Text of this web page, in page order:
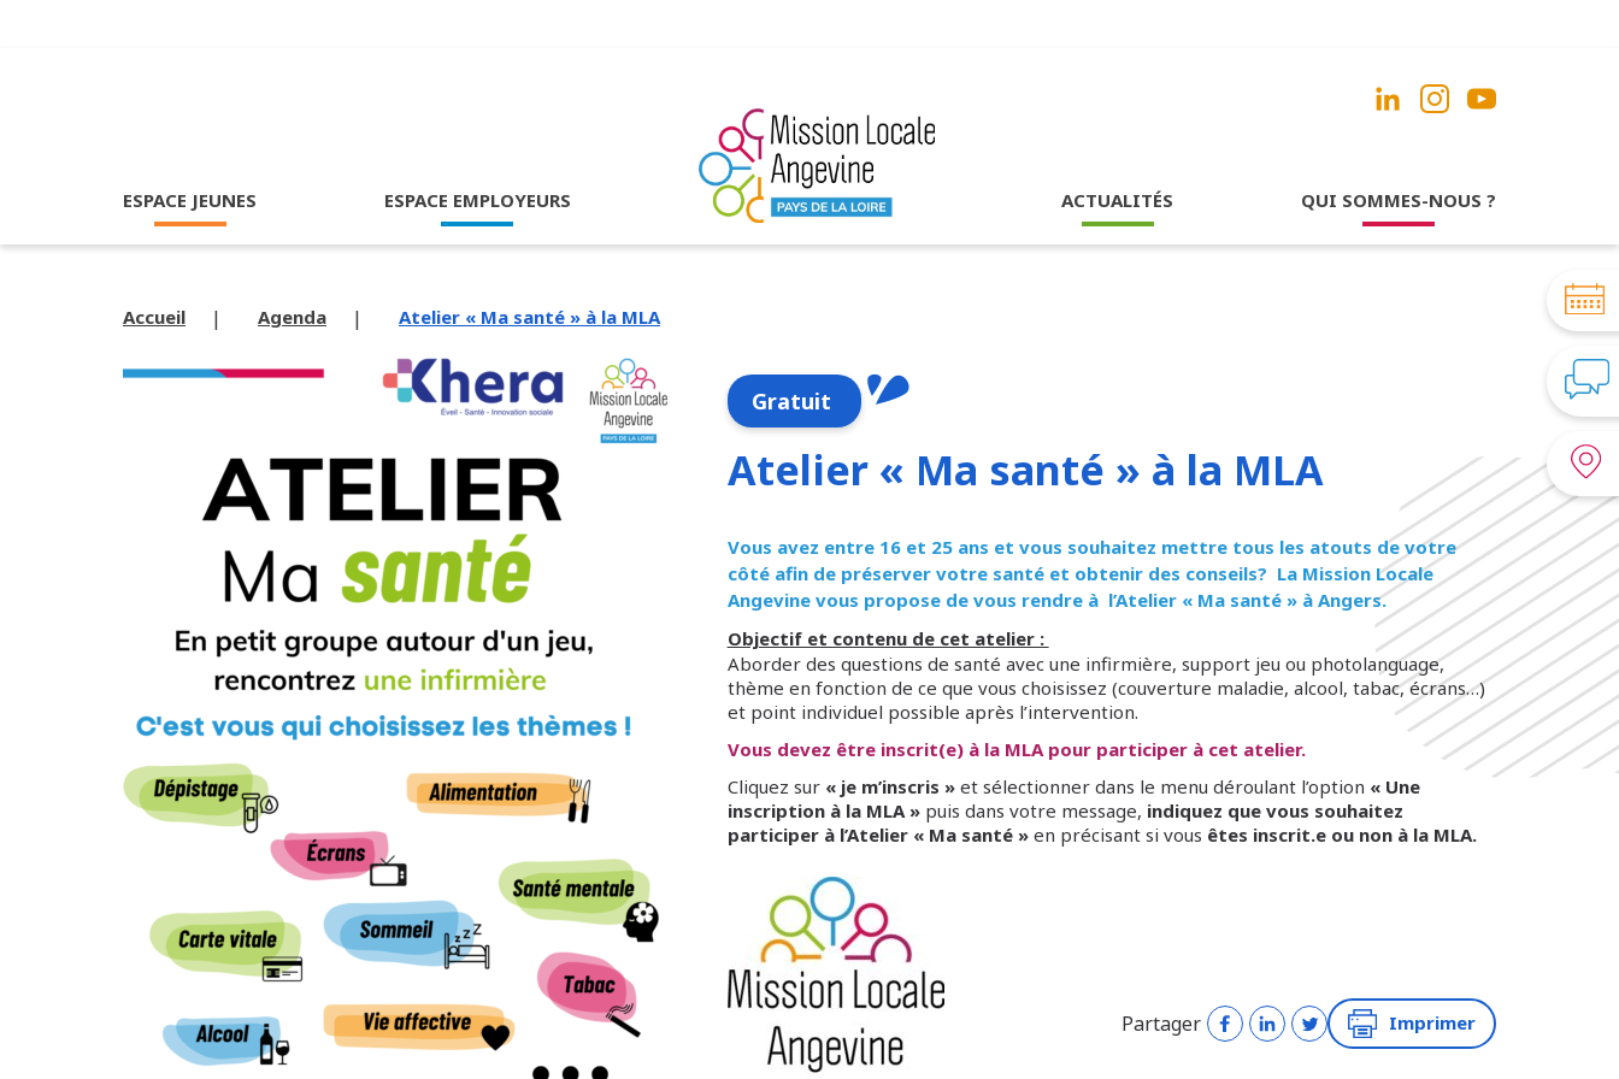
ESPACE JEUNES ESPACE EMPLOYEURS ACTUALITÉS QUI SOMMES-NOUS ?
Accueil Agenda Atelier « Ma santé » à la MLA
Gratuit
Atelier « Ma santé » à la MLA
Vous avez entre 16 et 25 ans et vous souhaitez mettre tous les atouts de votre
côté afin de préserver votre santé et obtenir des conseils? La Mission Locale
Angevine vous propose de vous rendre à l’Atelier « Ma santé » à Angers.
Objectif et contenu de cet atelier :
Aborder des questions de santé avec une infirmière, support jeu ou photolanguage,
thème en fonction de ce que vous choisissez (couverture maladie, alcool, tabac, écrans…)
et point individuel possible après l’intervention.
Vous devez être inscrit(e) à la MLA pour participer à cet atelier.
Cliquez sur« je m’inscris »et sélectionner dans le menu déroulant l’option « Une
inscription à la MLA »puis dans votre message, indiquez que vous souhaitez
participer à l’Atelier « Ma santé »en précisant si vous êtes inscrit.e ou non à la MLA.
Partager Imprimer